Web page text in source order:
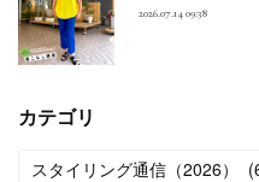
2026.07.14 09:38
カテゴリ
スタイリング通信（2026） (